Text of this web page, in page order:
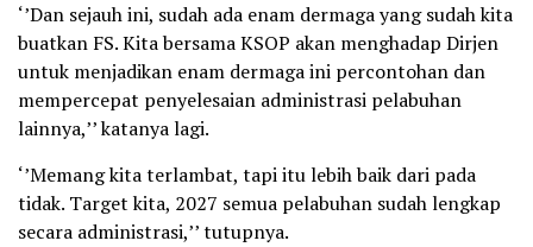
‘’Dan sejauh ini, sudah ada enam dermaga yang sudah kita
buatkan FS. Kita bersama KSOP akan menghadap Dirjen
untuk menjadikan enam dermaga ini percontohan dan
mempercepat penyelesaian administrasi pelabuhan
lainnya,’’ katanya lagi.
‘’Memang kita terlambat, tapi itu lebih baik dari pada
tidak. Target kita, 2027 semua pelabuhan sudah lengkap
secara administrasi,’’ tutupnya.